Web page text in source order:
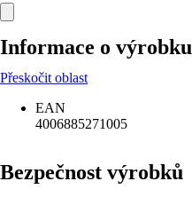
Informace o výrobku
Přeskočit oblast
EAN
4006885271005
Bezpečnost výrobků